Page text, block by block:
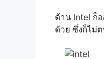
ด้าน Intel ก็
ด้วย ซึ่งก็ไม่